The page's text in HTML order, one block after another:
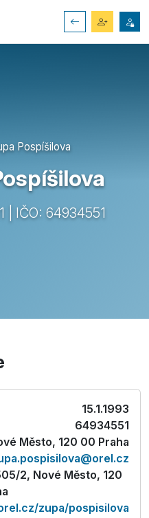
Pospíšilova
| IČO: 64934551
15.1.1993
64934551
Město, 120 00 Praha
2, Nové Město, 120
zupa/pospisilova